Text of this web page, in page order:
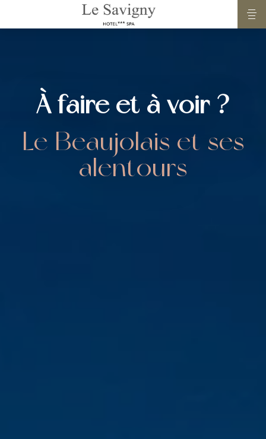
Le Beaujolais et ses
alentours
À faire et à voir ?